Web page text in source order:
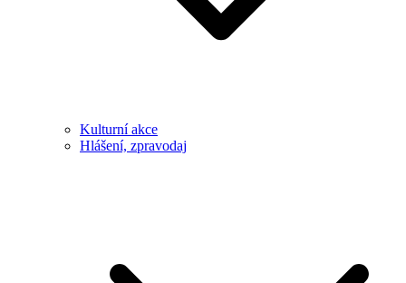
Kulturní akce
Hlášení, zpravodaj